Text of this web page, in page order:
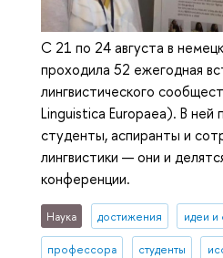
С 21 по 24 августа в
проходила 52 ежегодная
лингвистического
Linguistica Europaea). В ней
студенты, аспиранты и
лингвистики — они и
конференции.
Наука достижения идеи и
профессора студенты